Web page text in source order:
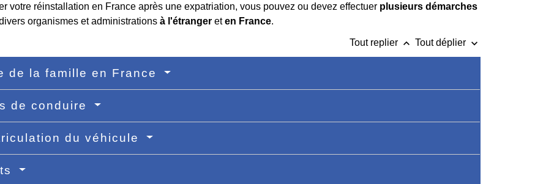
votre réinstallation en France après une expatriation, vous pouvez ou devez effectuer plusieurs démarches
organismes et administrations à l'étrangereten France.
Tout replier keyboard_arrow_up Tout déplier keyboard_arrow_down
de la famille en France
de conduire
du véhicule